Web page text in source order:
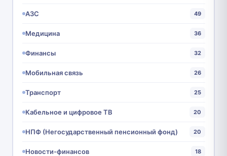
АЗС 49
Медицина 36
Финансы 32
Мобильная связь 26
Транспорт 25
Кабельное и цифровое ТВ 20
НПФ (Негосударственный пенсионный фонд) 20
Новости-финансов 18